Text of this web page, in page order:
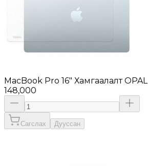
MacBook Pro 16" Хамгаалалт OPAL
148,000
Сагслах Дууссан